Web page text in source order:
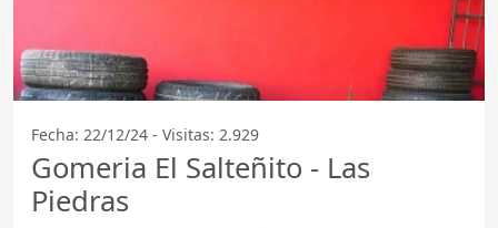
Fecha: 22/12/24 - Visitas: 2.929
Gomeria El Salteñito - Las
Piedras